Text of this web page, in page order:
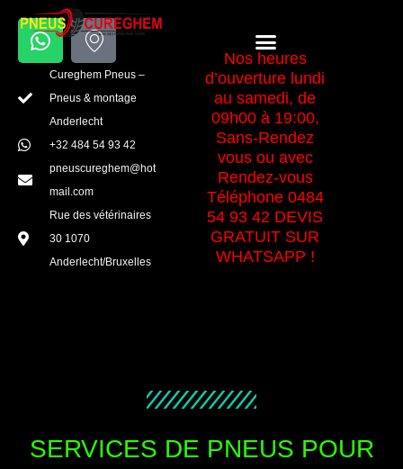
contenu
W
h
a
s
a
p
p
I
c
o
n
-
m
a
p
-
a
Cureghem Pneus –
Pneus & montage
Anderlecht
+32 484 54 93 42
pneuscureghem@hot
mail.com
Rue des vétérinaires
30 1070
Anderlecht/Bruxelles
Menu
Nos heures
d’ouverture lundi
au samedi, de
09h00 à 19:00,
Sans-Rendez
vous ou avec
Rendez-vous
Téléphone 0484
54 93 42 DEVIS
GRATUIT SUR
WHATSAPP !
SERVICES DE PNEUS POUR